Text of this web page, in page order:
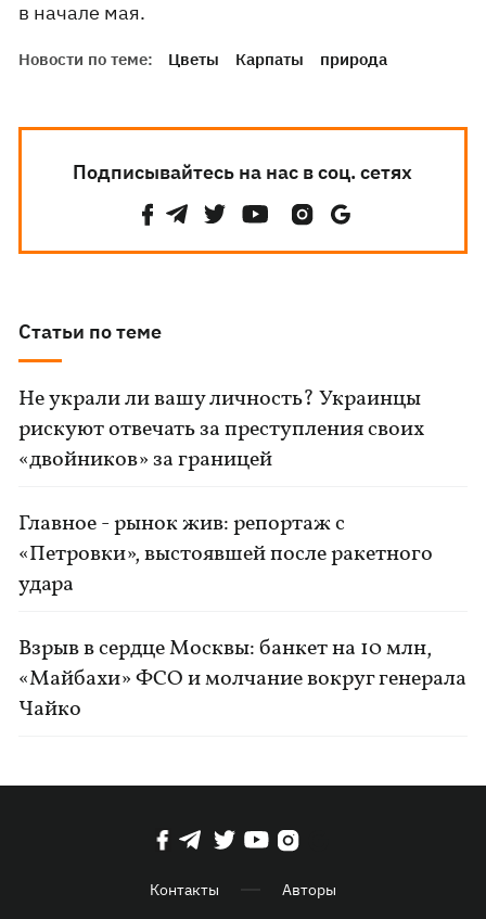
в начале мая.
Новости по теме: Цветы Карпаты природа
Подписывайтесь на нас в соц. сетях
Статьи по теме
Не украли ли вашу личность? Украинцы
рискуют отвечать за преступления своих
«двойников» за границей
Главное - рынок жив: репортаж с
«Петровки», выстоявшей после ракетного
удара
Взрыв в сердце Москвы: банкет на 10 млн,
«Майбахи» ФСО и молчание вокруг генерала
Чайко
Контакты Авторы